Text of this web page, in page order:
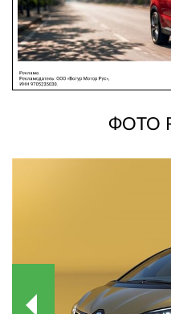
ФОТО